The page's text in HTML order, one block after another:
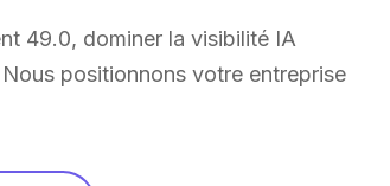
49.0, dominer la visibilité IA
positionnons votre entreprise